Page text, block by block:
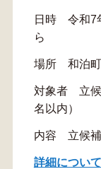
日時 令和7
ら
場所 和泊町
対象者 立候
名以内）
内容 立候補
詳細につい